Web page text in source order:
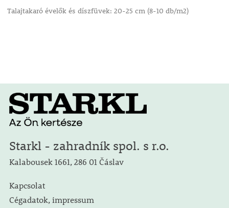
Talajtakaró évelők és díszfüvek: 20-25 cm (8-10 db/m2)
Starkl - zahradník spol. s r.o.
Kalabousek 1661, 286 01 Čáslav
Kapcsolat
Cégadatok, impressum